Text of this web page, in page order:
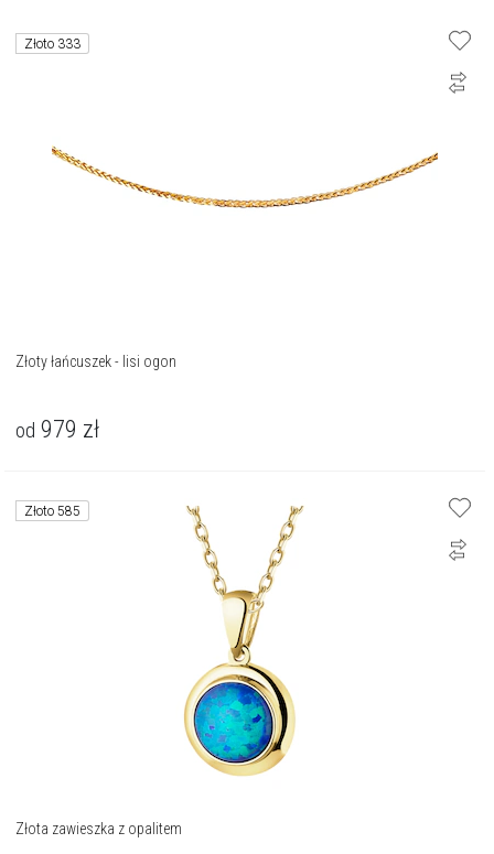
Złoto 333
Złoty łańcuszek - lisi ogon
od 979 zł
Złoto 585
Złota zawieszka z opalitem